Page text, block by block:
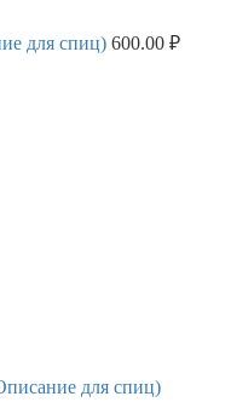
для спиц) 600.00 ₽
для спиц)